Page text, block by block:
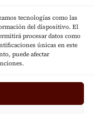
tecnologías como las
del dispositivo. El
procesar datos como
únicas en este
puede afectar